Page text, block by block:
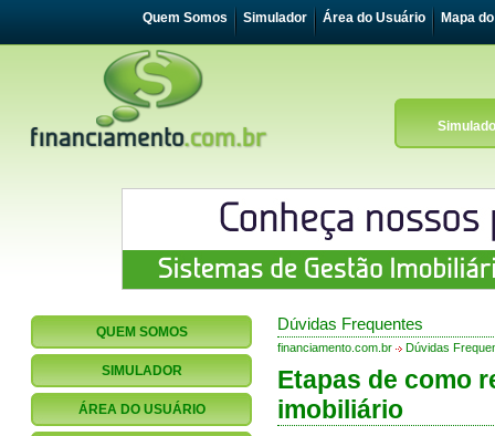
Quem Somos Simulador Área do Usuário Mapa
QUEM SOMOS
SIMULADOR
ÁREA DO USUÁRIO
Dúvidas Frequentes
financiamento.com.br Dúvidas
Etapas de como
imobiliário